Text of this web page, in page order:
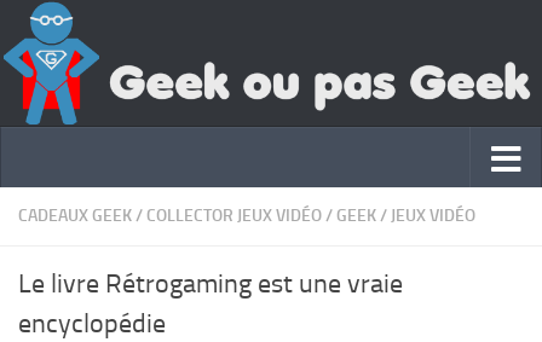
CADEAUX GEEK/ COLLECTOR JEUX VIDÉO/ GEEK/ JEUX VIDÉO
Le livre Rétrogaming est une vraie
encyclopédie